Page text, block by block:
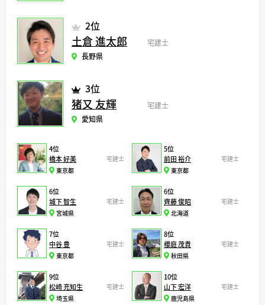
2位
土倉 進太郎
宅建士
長野県
3位
猪又 友輝
宅建士
愛知県
4位
橋本 好美
宅建士
東京都
5位
前田 裕介
宅建士
東京都
6位
城下 智生
宅建士
宮城県
6位
齊藤 俊昭
宅建士
北海道
7位
中谷 豊
宅建士
東京都
8位
櫻庭 茂貴
宅建士
秋田県
9位
松崎 充知生
宅建士
埼玉県
10位
山下 宏洋
宅建士
鹿児島県